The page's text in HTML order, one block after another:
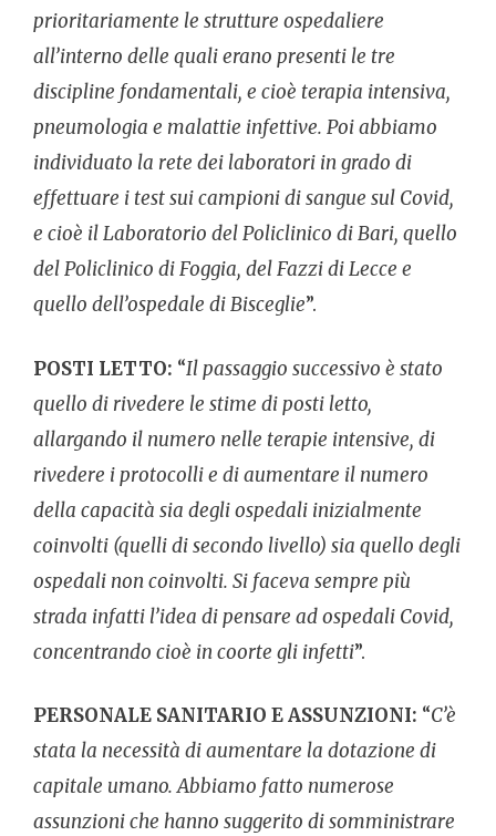
prioritariamente le strutture ospedaliere
all’interno delle quali erano presenti le tre
discipline fondamentali, e cioè terapia intensiva,
pneumologia e malattie infettive. Poi abbiamo
individuato la rete dei laboratori in grado di
effettuare i test sui campioni di sangue sul Covid,
e cioè il Laboratorio del Policlinico di Bari, quello
del Policlinico di Foggia, del Fazzi di Lecce e
quello dell’ospedale di Bisceglie”.
POSTI LETTO: “Il passaggio successivo è stato
quello di rivedere le stime di posti letto,
allargando il numero nelle terapie intensive, di
rivedere i protocolli e di aumentare il numero
della capacità sia degli ospedali inizialmente
coinvolti (quelli di secondo livello) sia quello degli
ospedali non coinvolti. Si faceva sempre più
strada infatti l’idea di pensare ad ospedali Covid,
concentrando cioè in coorte gli infetti”.
PERSONALE SANITARIO E ASSUNZIONI: “C’è
stata la necessità di aumentare la dotazione di
capitale umano. Abbiamo fatto numerose
assunzioni che hanno suggerito di somministrare